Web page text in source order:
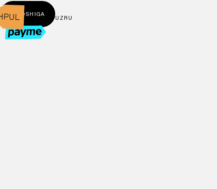
UZRU
← BOSHIGA